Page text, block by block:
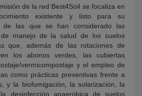
de la red Best4Soil se focaliza en
existente y listo para su
de las que se han considerado las
de manejo de la salud de los suelos
que, además de las rotaciones de
los abonos verdes, las cubiertas
vermicompostaje y el empleo de
como prácticas preventivas frente a
y la biofumigación, la solarización, la
desinfección anaeróbica de suelos